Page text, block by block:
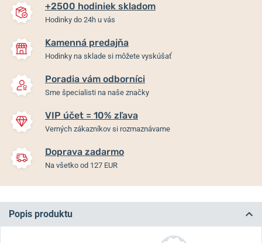
+2500 hodiniek skladom
Hodinky do 24h u vás
Kamenná predajňa
Hodinky na sklade si môžete vyskúšať
Poradia vám odborníci
Sme špecialisti na naše značky
VIP účet = 10% zľava
Verných zákazníkov si rozmaznávame
Doprava zadarmo
Na všetko od 127 EUR
Popis produktu